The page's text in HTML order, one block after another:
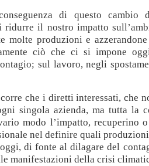
di questo cambio
ridurre il nostro impatto
molte produzioni e
ciò che ci si impone
sul lavoro, negli
che i diretti interessati, che
singola azienda, ma tutta la
modo l’impatto, recuperino
nel definire quali
di fonte al dilagare del
manifestazioni della crisi